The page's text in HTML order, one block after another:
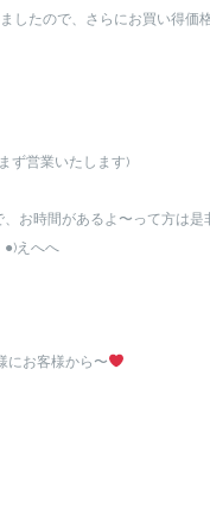
したので、さらにお買い得価
ず営業いたします)
お時間があるよ〜って方は
●)えへへ
にお客様から〜